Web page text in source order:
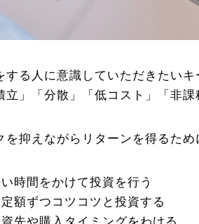
する人に意識していただきたい
立」「分散」「低コスト」「非課
を抑えながらリターンを得るため
時間をかけて投資を行う
額ずつコツコツと投資する